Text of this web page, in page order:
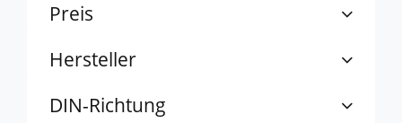
Preis
Hersteller
DIN-Richtung